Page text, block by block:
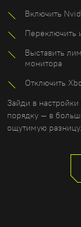
Включить
Переключить
Выставить
монитора
Отключить
Зайди в
порядку — в
ощутимую разницу.